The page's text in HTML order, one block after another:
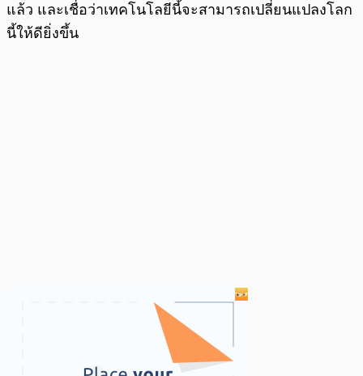
แล้ว และเชื่อว่าเทคโนโลยีนี้จะสามารถเปลี่ยนแปลงโลก
นี้ให้ดียิ่งขึ้น